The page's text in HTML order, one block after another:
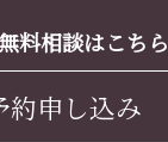
料相談はこちら
約申し込み